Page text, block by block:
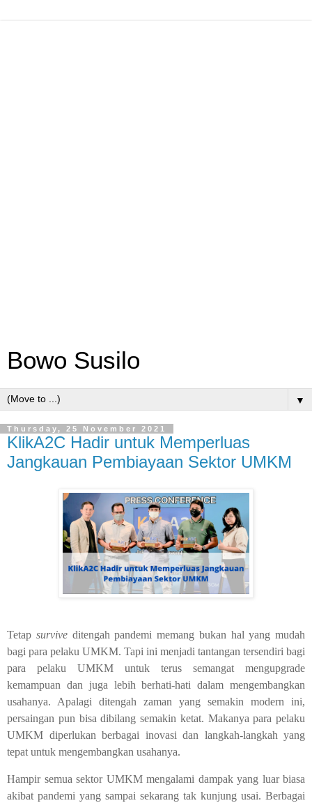
Bowo Susilo
▼
Thursday, 25 November 2021
KlikA2C Hadir untuk Memperluas
Jangkauan Pembiayaan Sektor UMKM
Tetap surviveditengah pandemi memang bukan hal yang mudah
bagi para pelaku UMKM. Tapi ini menjadi tantangan tersendiri bagi
para pelaku UMKM untuk terus semangat mengupgrade
kemampuan dan juga lebih berhati-hati dalam mengembangkan
usahanya. Apalagi ditengah zaman yang semakin modern ini,
persaingan pun bisa dibilang semakin ketat. Makanya para pelaku
UMKM diperlukan berbagai inovasi dan langkah-langkah yang
tepat untuk mengembangkan usahanya.
Hampir semua sektor UMKM mengalami dampak yang luar biasa
akibat pandemi yang sampai sekarang tak kunjung usai. Berbagai